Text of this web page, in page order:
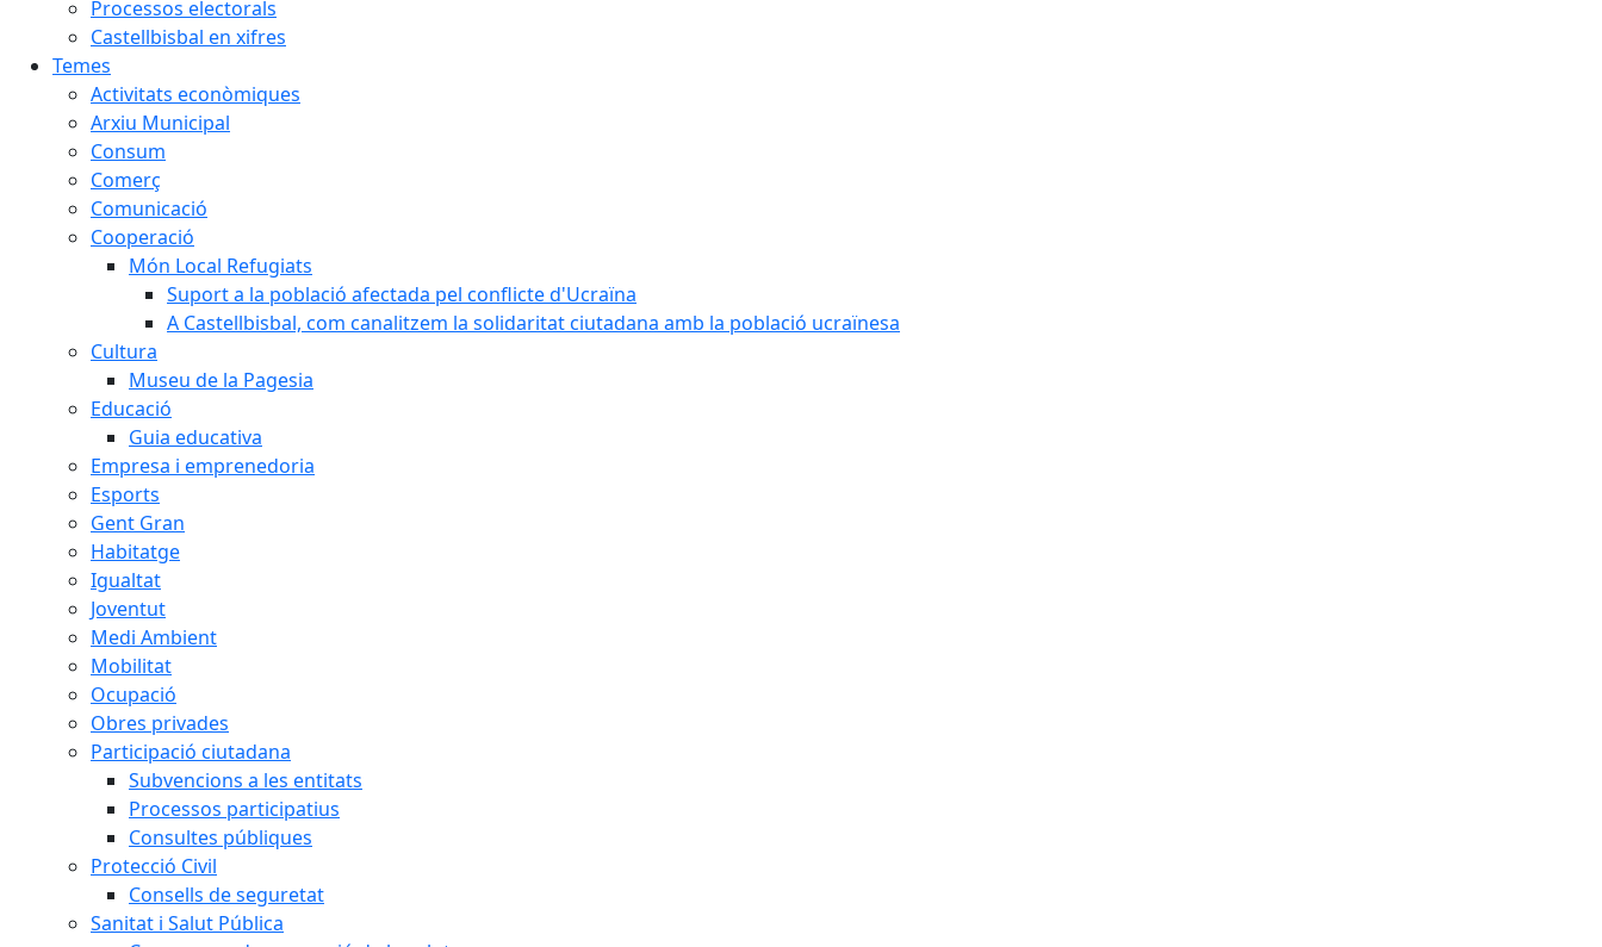
Processos electorals
Castellbisbal en xifres
Temes
Activitats econòmiques
Arxiu Municipal
Consum
Comerç
Comunicació
Cooperació
Món Local Refugiats
Suport a la població afectada pel conflicte d'Ucraïna
A Castellbisbal, com canalitzem la solidaritat ciutadana amb la població ucraïnesa
Cultura
Museu de la Pagesia
Educació
Guia educativa
Empresa i emprenedoria
Esports
Gent Gran
Habitatge
Igualtat
Joventut
Medi Ambient
Mobilitat
Ocupació
Obres privades
Participació ciutadana
Subvencions a les entitats
Processos participatius
Consultes públiques
Protecció Civil
Consells de seguretat
Sanitat i Salut Pública